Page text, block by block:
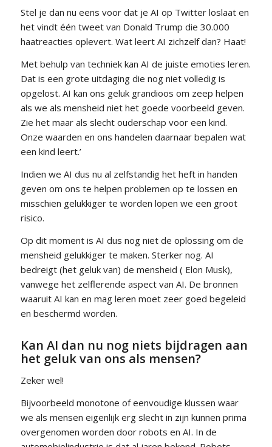
Stel je dan nu eens voor dat je AI op Twitter loslaat en
het vindt één tweet van Donald Trump die 30.000
haatreacties oplevert. Wat leert AI zichzelf dan? Haat!
Met behulp van techniek kan AI de juiste emoties leren.
Dat is een grote uitdaging die nog niet volledig is
opgelost. AI kan ons geluk grandioos om zeep helpen
als we als mensheid niet het goede voorbeeld geven.
Zie het maar als slecht ouderschap voor een kind.
Onze waarden en ons handelen daarnaar bepalen wat
een kind leert.’
Indien we AI dus nu al zelfstandig het heft in handen
geven om ons te helpen problemen op te lossen en
misschien gelukkiger te worden lopen we een groot
risico.
Op dit moment is AI dus nog niet de oplossing om de
mensheid gelukkiger te maken. Sterker nog. AI
bedreigt (het geluk van) de mensheid ( Elon Musk),
vanwege het zelflerende aspect van AI. De bronnen
waaruit AI kan en mag leren moet zeer goed begeleid
en beschermd worden.
Kan AI dan nu nog niets bijdragen aan
het geluk van ons als mensen?
Zeker wel!
Bijvoorbeeld monotone of eenvoudige klussen waar
we als mensen eigenlijk erg slecht in zijn kunnen prima
overgenomen worden door robots en AI. In de